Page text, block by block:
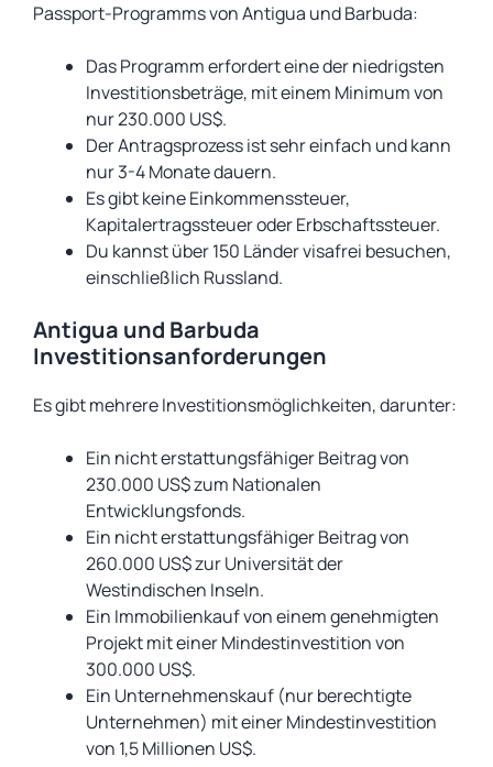
Passport-Programms von Antigua und Barbuda:
Das Programm erfordert eine der niedrigsten
Investitionsbeträge, mit einem Minimum von
nur 230.000 US$.
Der Antragsprozess ist sehr einfach und kann
nur 3-4 Monate dauern.
Es gibt keine Einkommenssteuer,
Kapitalertragssteuer oder Erbschaftssteuer.
Du kannst über 150 Länder visafrei besuchen,
einschließlich Russland.
Antigua und Barbuda
Investitionsanforderungen
Es gibt mehrere Investitionsmöglichkeiten, darunter:
Ein nicht erstattungsfähiger Beitrag von
230.000 US$ zum Nationalen
Entwicklungsfonds.
Ein nicht erstattungsfähiger Beitrag von
260.000 US$ zur Universität der
Westindischen Inseln.
Ein Immobilienkauf von einem genehmigten
Projekt mit einer Mindestinvestition von
300.000 US$.
Ein Unternehmenskauf (nur berechtigte
Unternehmen) mit einer Mindestinvestition
von 1,5 Millionen US$.